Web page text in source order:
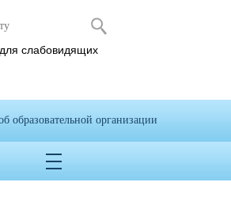
слабовидящих
образовательной организации